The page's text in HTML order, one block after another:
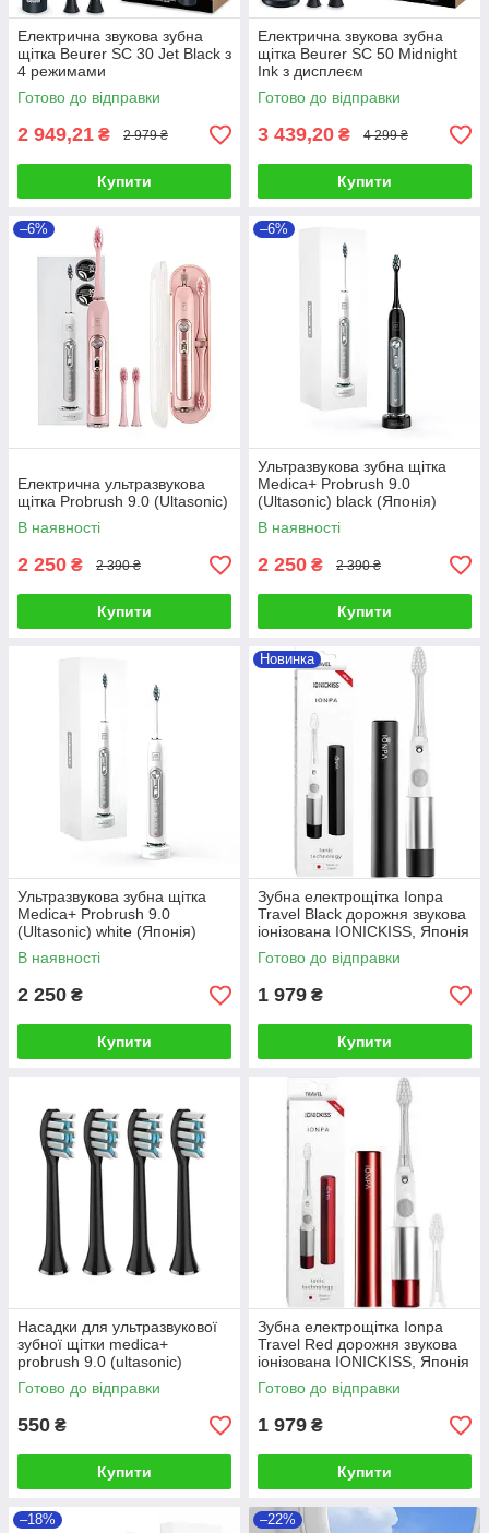
Електрична звукова зубна
щітка Beurer SC 30 Jet Black з
4 режимами
Готово до відправки
2 949,21 ₴ 2 979 ₴
Купити
Електрична звукова зубна
щітка Beurer SC 50 Midnight
Ink з дисплеєм
Готово до відправки
3 439,20 ₴ 4 299 ₴
Купити
–6%
Електрична ультразвукова
щітка Probrush 9.0 (Ultasonic)
В наявності
2 250 ₴ 2 390 ₴
Купити
–6%
Ультразвукова зубна щітка
Medica+ Probrush 9.0
(Ultasonic) black (Японія)
В наявності
2 250 ₴ 2 390 ₴
Купити
Ультразвукова зубна щітка
Medica+ Probrush 9.0
(Ultasonic) white (Японія)
В наявності
2 250 ₴
Купити
Новинка
Зубна електрощітка Ionpa
Travel Black дорожня звукова
іонізована IONICKISS, Японія
Готово до відправки
1 979 ₴
Купити
Насадки для ультразвукової
зубної щітки medica+
probrush 9.0 (ultasonic)
BLACK (4 ШТУКИ)
Готово до відправки
550 ₴
Купити
Зубна електрощітка Ionpa
Travel Red дорожня звукова
іонізована IONICKISS, Японія
Готово до відправки
1 979 ₴
Купити
–18% –22%